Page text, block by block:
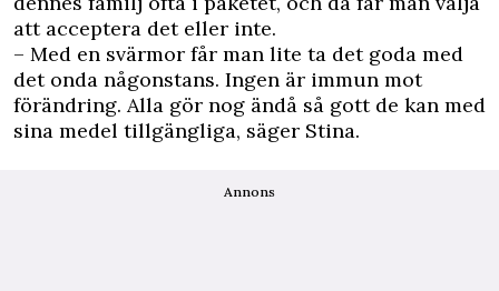
att acceptera det eller inte.
– Med en svärmor får man lite ta det goda med
det onda någonstans. Ingen är immun mot
förändring. Alla gör nog ändå så gott de kan med
sina medel tillgängliga, säger Stina.
Annons